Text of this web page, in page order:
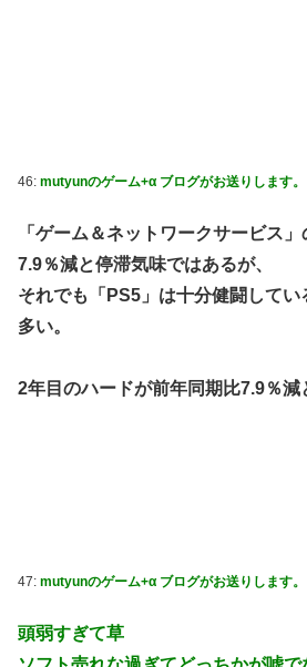
46: mutyunのゲーム+α ブログがお送りします。
「ゲーム＆ネットワークサービス
7.9％減と停滞気味ではあるが、
それでも「PS5」は十分健闘してい
多い。
2年目のハードが前年同期比7.9％減
47: mutyunのゲーム+α ブログがお送りします。
頭弱すぎて草